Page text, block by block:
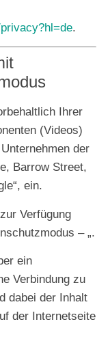
.
Ihrer
(Videos)
der
Barrow Street,
ein.
Verfügung
– „.
ein
Verbindung zu
dabei der Inhalt
der Internetseite